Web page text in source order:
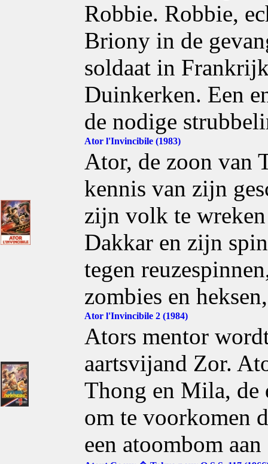
Robbie. Robbie,
Briony in de
soldaat in
Duinkerken. Een
de nodige
Ator l'Invincibile (1983)
Ator, de zoon van
kennis van zijn
zijn volk te
Dakkar en zijn
tegen
zombies en
Ator l'Invincibile 2 (1984)
Ators mentor
aartsvijand Zor.
Thong en Mila, de
om te voorkomen
een atoombom